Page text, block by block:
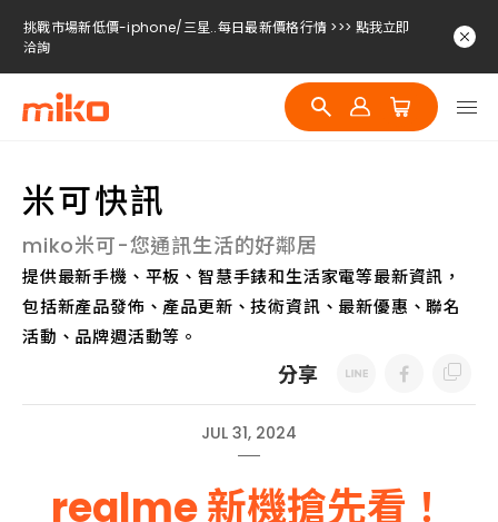
挑戰市場新低價-iphone/三星..每日最新價格行情 >>> 點我立即
洽詢
挑戰市場新低價-iphone/三星..每日最新價格行情 >>> 點我立即
洽詢
挑戰市場新低價-iphone/三星..每日最新價格行情 >>> 點我立即
米可快訊
miko米可-您通訊生活的好鄰居
提供最新手機、平板、智慧手錶和生活家電等最新資訊，
包括新產品發佈、產品更新、技術資訊、最新優惠、聯名
活動、品牌週活動等。
分享
JUL 31, 2024
realme 新機搶先看！